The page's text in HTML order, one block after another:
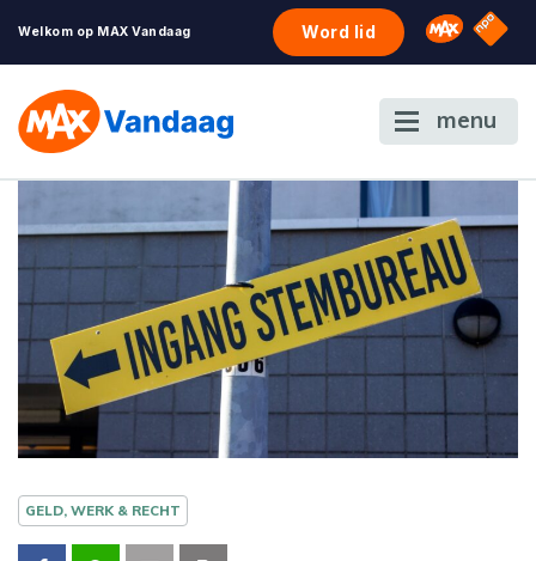
Welkom op MAX Vandaag Word lid Omroep
NPO
menu
GELD, WERK & RECHT